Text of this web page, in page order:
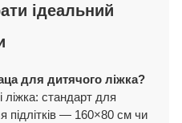
ідеальний
для дитячого ліжка?
ліжка: стандарт для
— 160×80 см чи